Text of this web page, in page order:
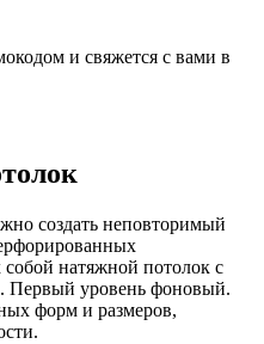
и свяжется с вами в
создать неповторимый
натяжной потолок с
Первый уровень фоновый.
форм и размеров,